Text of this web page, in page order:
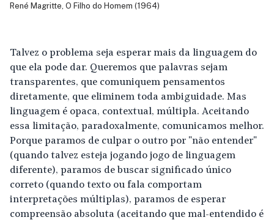
René Magritte, O Filho do Homem (1964)
Talvez o problema seja esperar mais da linguagem do
que ela pode dar. Queremos que palavras sejam
transparentes, que comuniquem pensamentos
diretamente, que eliminem toda ambiguidade. Mas
linguagem é opaca, contextual, múltipla. Aceitando
essa limitação, paradoxalmente, comunicamos melhor.
Porque paramos de culpar o outro por "não entender"
(quando talvez esteja jogando jogo de linguagem
diferente), paramos de buscar significado único
correto (quando texto ou fala comportam
interpretações múltiplas), paramos de esperar
compreensão absoluta (aceitando que mal-entendido é